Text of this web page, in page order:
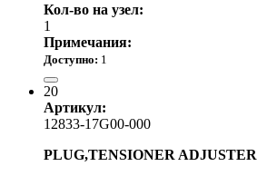
Кол-во на узел:
1
Примечания:
Доступно: 1
20
Артикул:
12833-17G00-000
PLUG,TENSIONER ADJUSTER